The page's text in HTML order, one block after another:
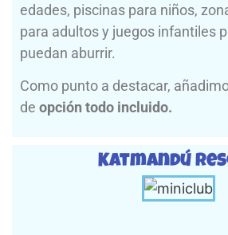
edades, piscinas para niños,
para adultos y juegos infantiles
puedan aburrir.
Como punto a destacar,
de opción todo incluido.
Katmandú